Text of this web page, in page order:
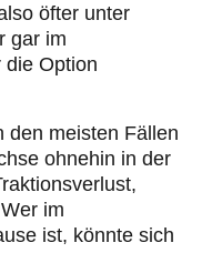
öfter unter
gar im
die Option
den meisten Fällen
ohnehin in der
im
ist, könnte sich